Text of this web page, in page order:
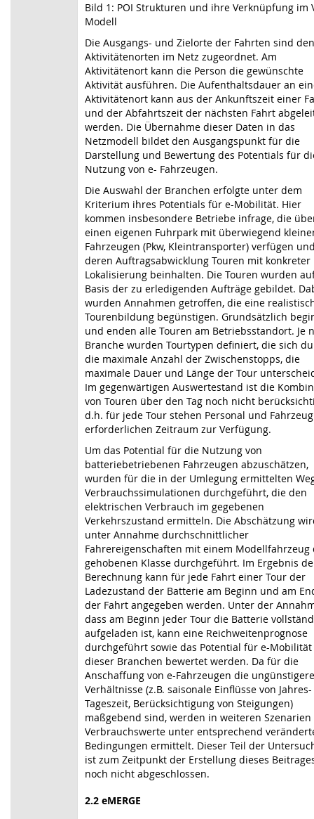
Bild 1: POI Strukturen und ihre Verknüpfung im
Modell
Die Ausgangs- und Zielorte der Fahrten sind den
Aktivitätenorten im Netz zugeordnet. Am
Aktivitätenort kann die Person die gewünschte
Aktivität ausführen. Die Aufenthaltsdauer an
Aktivitätenort kann aus der Ankunftszeit einer
und der Abfahrtszeit der nächsten Fahrt
werden. Die Übernahme dieser Daten in das
Netzmodell bildet den Ausgangspunkt für die
Darstellung und Bewertung des Potentials für
Nutzung von e- Fahrzeugen.
Die Auswahl der Branchen erfolgte unter dem
Kriterium ihres Potentials für e-Mobilität. Hier
kommen insbesondere Betriebe infrage, die
einen eigenen Fuhrpark mit überwiegend
Fahrzeugen (Pkw, Kleintransporter) verfügen
deren Auftragsabwicklung Touren mit konkreter
Lokalisierung beinhalten. Die Touren wurden
Basis der zu erledigenden Aufträge gebildet.
wurden Annahmen getroffen, die eine
Tourenbildung begünstigen. Grundsätzlich
und enden alle Touren am Betriebsstandort. Je
Branche wurden Tourtypen definiert, die sich
die maximale Anzahl der Zwischenstopps, die
maximale Dauer und Länge der Tour
Im gegenwärtigen Auswertestand ist die
von Touren über den Tag noch nicht
d.h. für jede Tour stehen Personal und
erforderlichen Zeitraum zur Verfügung.
Um das Potential für die Nutzung von
batteriebetriebenen Fahrzeugen abzuschätzen,
wurden für die in der Umlegung ermittelten
Verbrauchssimulationen durchgeführt, die den
elektrischen Verbrauch im gegebenen
Verkehrszustand ermitteln. Die Abschätzung
unter Annahme durchschnittlicher
Fahrereigenschaften mit einem Modellfahrzeug
gehobenen Klasse durchgeführt. Im Ergebnis
Berechnung kann für jede Fahrt einer Tour der
Ladezustand der Batterie am Beginn und am
der Fahrt angegeben werden. Unter der
dass am Beginn jeder Tour die Batterie
aufgeladen ist, kann eine Reichweitenprognose
durchgeführt sowie das Potential für e-Mobilität
dieser Branchen bewertet werden. Da für die
Anschaffung von e-Fahrzeugen die
Verhältnisse (z.B. saisonale Einflüsse von
Tageszeit, Berücksichtigung von Steigungen)
maßgebend sind, werden in weiteren Szenarien
Verbrauchswerte unter entsprechend
Bedingungen ermittelt. Dieser Teil der
ist zum Zeitpunkt der Erstellung dieses
noch nicht abgeschlossen.
2.2 eMERGE